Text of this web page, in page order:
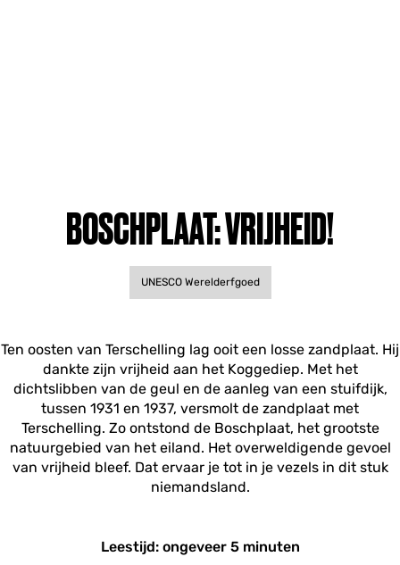
BOSCHPLAAT: VRIJHEID!
UNESCO Werelderfgoed
Ten oosten van Terschelling lag ooit een losse zandplaat. Hij
dankte zijn vrijheid aan het Koggediep. Met het
dichtslibben van de geul en de aanleg van een stuifdijk,
tussen 1931 en 1937, versmolt de zandplaat met
Terschelling. Zo ontstond de Boschplaat, het grootste
natuurgebied van het eiland. Het overweldigende gevoel
van vrijheid bleef. Dat ervaar je tot in je vezels in dit stuk
niemandsland.
Leestijd: ongeveer 5 minuten